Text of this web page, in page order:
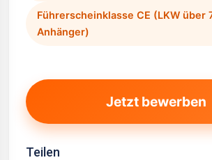
Führerscheinklasse CE (LKW über
Anhänger)
Jetzt bewerben
Teilen